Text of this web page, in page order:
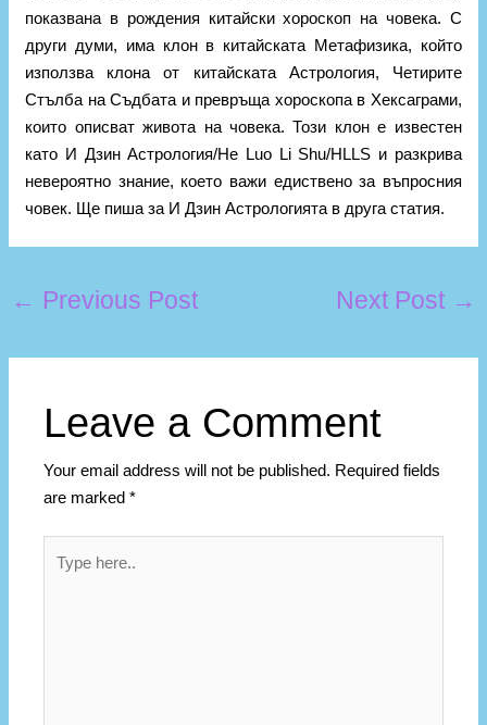
показвана в рождения китайски хороскоп на човека. С
други думи, има клон в китайската Метафизика, който
използва клона от китайската Астрология, Четирите
Стълба на Съдбата и превръща хороскопа в Хексаграми,
които описват живота на човека. Този клон е известен
като И Дзин Астрология/He Luo Li Shu/HLLS и разкрива
невероятно знание, което важи едиствено за въпросния
човек. Ще пиша за И Дзин Астрологията в друга статия.
← Previous Post Next Post →
Leave a Comment
Your email address will not be published. Required fields
are marked*
here..